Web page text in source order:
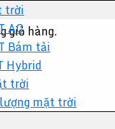
giỏ hàng.
trời
AC
Bám tải
Hybrid
trời
mặt trời